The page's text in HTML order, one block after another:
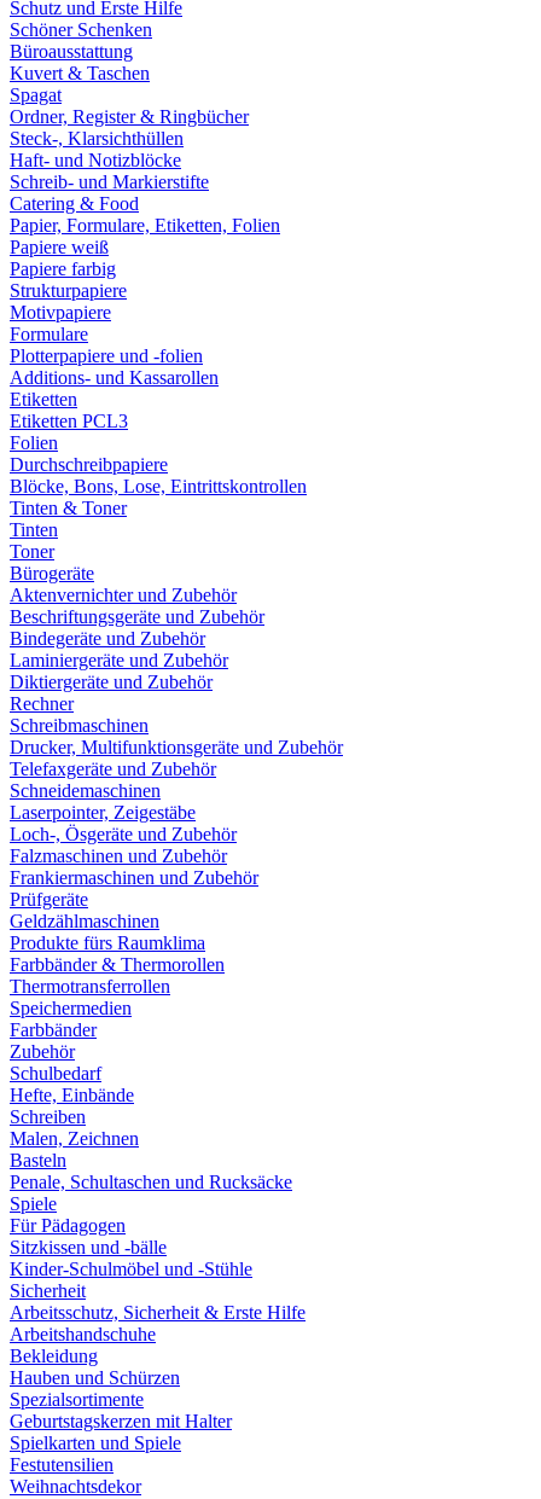
Schutz und Erste Hilfe
Schöner Schenken
Büroausstattung
Kuvert & Taschen
Spagat
Ordner, Register & Ringbücher
Steck-, Klarsichthüllen
Haft- und Notizblöcke
Schreib- und Markierstifte
Catering & Food
Papier, Formulare, Etiketten, Folien
Papiere weiß
Papiere farbig
Strukturpapiere
Motivpapiere
Formulare
Plotterpapiere und -folien
Additions- und Kassarollen
Etiketten
Etiketten PCL3
Folien
Durchschreibpapiere
Blöcke, Bons, Lose, Eintrittskontrollen
Tinten & Toner
Tinten
Toner
Bürogeräte
Aktenvernichter und Zubehör
Beschriftungsgeräte und Zubehör
Bindegeräte und Zubehör
Laminiergeräte und Zubehör
Diktiergeräte und Zubehör
Rechner
Schreibmaschinen
Drucker, Multifunktionsgeräte und Zubehör
Telefaxgeräte und Zubehör
Schneidemaschinen
Laserpointer, Zeigestäbe
Loch-, Ösgeräte und Zubehör
Falzmaschinen und Zubehör
Frankiermaschinen und Zubehör
Prüfgeräte
Geldzählmaschinen
Produkte fürs Raumklima
Farbbänder & Thermorollen
Thermotransferrollen
Speichermedien
Farbbänder
Zubehör
Schulbedarf
Hefte, Einbände
Schreiben
Malen, Zeichnen
Basteln
Penale, Schultaschen und Rucksäcke
Spiele
Für Pädagogen
Sitzkissen und -bälle
Kinder-Schulmöbel und -Stühle
Sicherheit
Arbeitsschutz, Sicherheit & Erste Hilfe
Arbeitshandschuhe
Bekleidung
Hauben und Schürzen
Spezialsortimente
Geburtstagskerzen mit Halter
Spielkarten und Spiele
Festutensilien
Weihnachtsdekor